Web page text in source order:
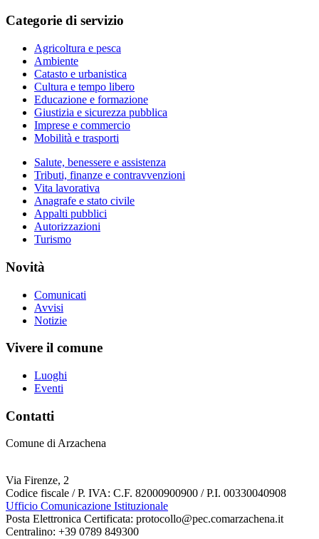
Categorie di servizio
Agricoltura e pesca
Ambiente
Catasto e urbanistica
Cultura e tempo libero
Educazione e formazione
Giustizia e sicurezza pubblica
Imprese e commercio
Mobilità e trasporti
Salute, benessere e assistenza
Tributi, finanze e contravvenzioni
Vita lavorativa
Anagrafe e stato civile
Appalti pubblici
Autorizzazioni
Turismo
Novità
Comunicati
Avvisi
Notizie
Vivere il comune
Luoghi
Eventi
Contatti
Comune di Arzachena
Via Firenze, 2
Codice fiscale / P. IVA: C.F. 82000900900 / P.I. 00330040908
Ufficio Comunicazione Istituzionale
Posta Elettronica Certificata: protocollo@pec.comarzachena.it
Centralino: +39 0789 849300